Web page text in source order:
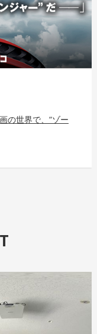
の世界で、“ゾー